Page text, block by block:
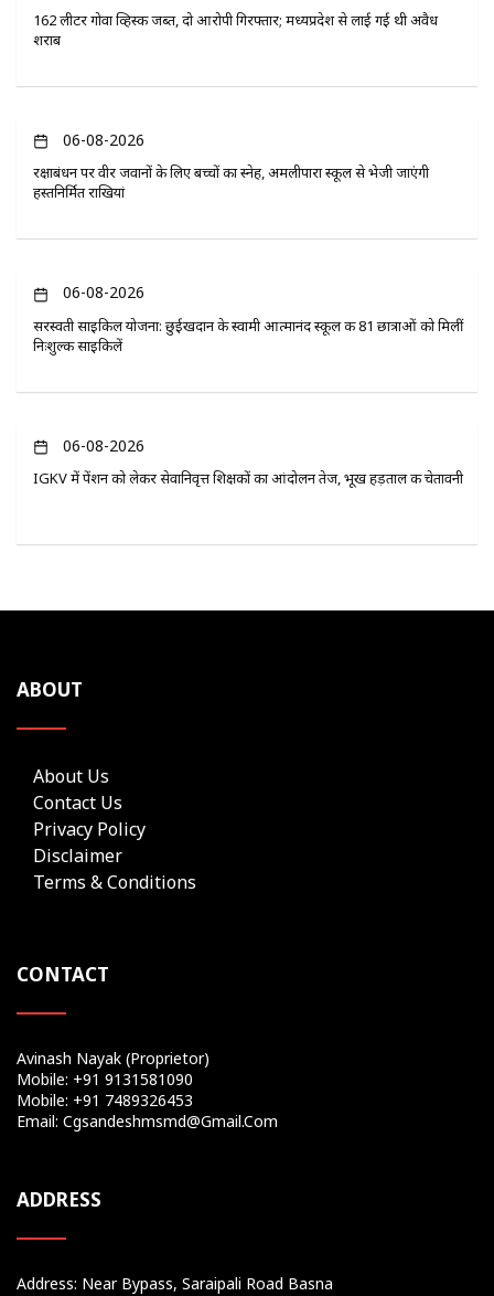
162 लीटर गोवा व्हिस्की जब्त, दो आरोपी गिरफ्तार; मध्यप्रदेश से लाई गई थी अवैध
शराब
06-08-2026
रक्षाबंधन पर वीर जवानों के लिए बच्चों का स्नेह, अमलीपारा स्कूल से भेजी जाएंगी
हस्तनिर्मित राखियां
06-08-2026
सरस्वती साइकिल योजना: छुईखदान के स्वामी आत्मानंद स्कूल की 81 छात्राओं को मिलीं
निःशुल्क साइकिलें
06-08-2026
IGKV में पेंशन को लेकर सेवानिवृत्त शिक्षकों का आंदोलन तेज, भूख हड़ताल की चेतावनी
ABOUT
About Us
Contact Us
Privacy Policy
Disclaimer
Terms & Conditions
CONTACT
Avinash Nayak (Proprietor)
Mobile: +91 9131581090
Mobile: +91 7489326453
Email: Cgsandeshmsmd@gmail.com
ADDRESS
Address: Near Bypass, Saraipali Road Basna